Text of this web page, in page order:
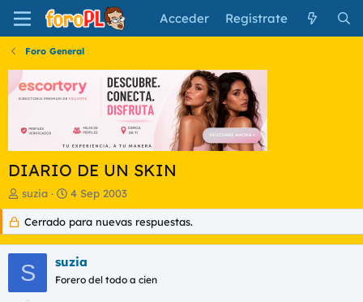
Acceder Regístrate
Foro General
DIARIO DE UN SKIN
I
n
c
i
a
d
o
suzia
F
e
c
h
d
e
4 Sep 2003
Cerrado para nuevas respuestas.
S suzia
Forero del todo a cien